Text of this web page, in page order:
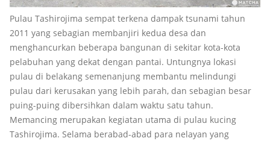
Pulau Tashirojima sempat terkena dampak tsunami tahun
2011 yang sebagian membanjiri kedua desa dan
menghancurkan beberapa bangunan di sekitar kota-kota
pelabuhan yang dekat dengan pantai. Untungnya lokasi
pulau di belakang semenanjung membantu melindungi
pulau dari kerusakan yang lebih parah, dan sebagian besar
puing-puing dibersihkan dalam waktu satu tahun.
Memancing merupakan kegiatan utama di pulau kucing
Tashirojima. Selama berabad-abad para nelayan yang